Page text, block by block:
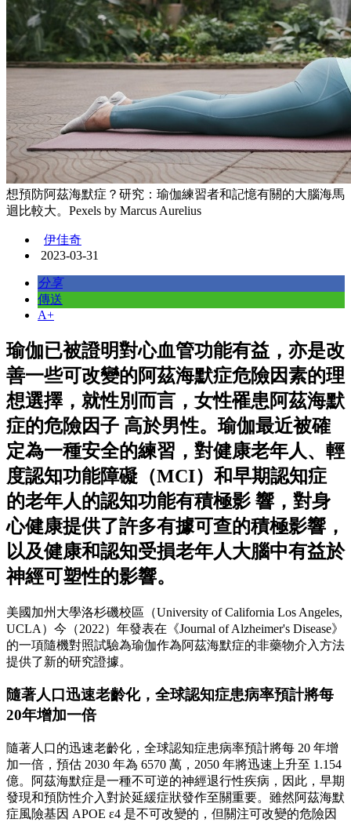
想預防阿茲海默症？研究：瑜伽練習者和記憶有關的大腦海馬
迴比較大。Pexels by Marcus Aurelius
伊佳奇
2023-03-31
分享
傳送
A+
瑜伽已被證明對心血管功能有益，亦是改
善一些可改變的阿茲海默症危險因素的理
想選擇，就性別而言，女性罹患阿茲海默
症的危險因子 高於男性。瑜伽最近被確
定為一種安全的練習，對健康老年人、輕
度認知功能障礙（MCI）和早期認知症
的老年人的認知功能有積極影 響，對身
心健康提供了許多有據可查的積極影響，
以及健康和認知受損老年人大腦中有益於
神經可塑性的影響。
美國加州大學洛杉磯校區（University of California Los Angeles,
UCLA）今（2022）年發表在《Journal of Alzheimer's Disease》
的一項隨機對照試驗為瑜伽作為阿茲海默症的非藥物介入方法
提供了新的研究證據。
隨著人口迅速老齡化，全球認知症患病率預計將每
20年增加一倍
隨著人口的迅速老齡化，全球認知症患病率預計將每 20 年增
加一倍，預估 2030 年為 6570 萬，2050 年將迅速上升至 1.154
億。阿茲海默症是一種不可逆的神經退行性疾病，因此，早期
發現和預防性介入對於延緩症狀發作至關重要。雖然阿茲海默
症風險基因 APOE ε4 是不可改變的，但關注可改變的危險因